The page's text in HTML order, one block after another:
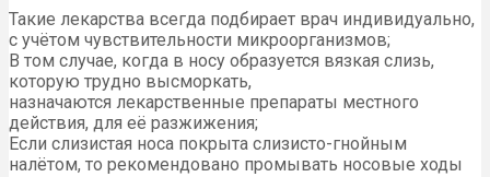
Такие лекарства всегда подбирает врач индивидуально,
с учётом чувствительности микроорганизмов;
В том случае, когда в носу образуется вязкая слизь,
которую трудно высморкать,
назначаются лекарственные препараты местного
действия, для её разжижения;
Если слизистая носа покрыта слизисто-гнойным
налётом, то рекомендовано промывать носовые ходы